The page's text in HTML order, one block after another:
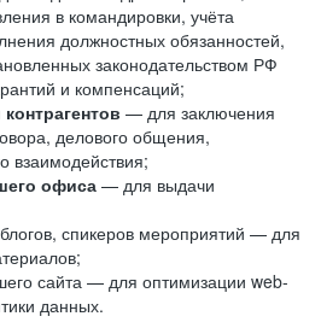
в командировки, учёта
должностных обязанностей,
законодательством РФ
и компенсаций;
— для заключения
делового общения,
взаимодействия;
офиса — для выдачи
спикеров мероприятий — для
сайта — для оптимизации web-
данных.